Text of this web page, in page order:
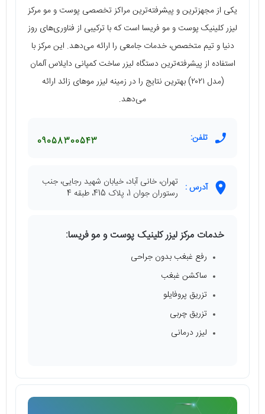
یکی از مجهزترین و پیشرفته‌ترین مراکز تخصصی پوست و مو مرکز
لیزر کلینیک پوست و مو فریسا است که با ترکیبی از فناوری‌های روز
دنیا و تیم متخصص، خدمات جامعی را ارائه می‌دهد. این مرکز با
استفاده از پیشرفته‌ترین دستگاه لیزر ساخت کمپانی دایلاس آلمان
(مدل ۲۰۲۱) بهترین نتایج را در زمینه لیزر موهای زائد ارائه
می‌دهد.
تلفن: 09058300543
آدرس : تهران، خانی آباد، خیابان شهید رجایی، جنب
رستوران جوان 1، پلاک 415، طبقه 4
خدمات مرکز لیزر کلینیک پوست و مو فریسا:
رفع غبغب بدون جراحی
ساکشن غبغب
تزریق پروفایلو
تزریق چربی
لیزر درمانی